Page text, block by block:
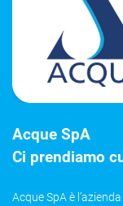
Acque SpA
Ci prendiamo
Acque SpA è